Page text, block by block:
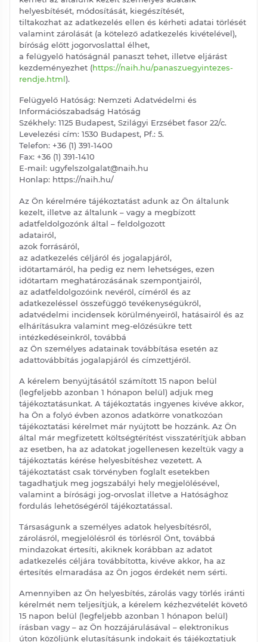
helyesbítését, módosítását, kiegészítését,
tiltakozhat az adatkezelés ellen és kérheti adatai törlését
valamint zárolását (a kötelező adatkezelés kivételével),
bíróság előtt jogorvoslattal élhet,
a felügyelő hatóságnál panaszt tehet, illetve eljárást
kezdeményezhet (https://naih.hu/panaszuegyintezes-
rendje.html).
Felügyelő Hatóság: Nemzeti Adatvédelmi és
Információszabadság Hatóság
Székhely: 1125 Budapest, Szilágyi Erzsébet fasor 22/c.
Levelezési cím: 1530 Budapest, Pf.: 5.
Telefon: +36 (1) 391-1400
Fax: +36 (1) 391-1410
E-mail: ugyfelszolgalat@naih.hu
Honlap: https://naih.hu/
Az Ön kérelmére tájékoztatást adunk az Ön általunk
kezelt, illetve az általunk – vagy a megbízott
adatfeldolgozónk által – feldolgozott
adatairól,
azok forrásáról,
az adatkezelés céljáról és jogalapjáról,
időtartamáról, ha pedig ez nem lehetséges, ezen
időtartam meghatározásának szempontjairól,
az adatfeldolgozóink nevéről, címéről és az
adatkezeléssel összefüggő tevékenységükről,
adatvédelmi incidensek körülményeiről, hatásairól és az
elhárításukra valamint meg-előzésükre tett
intézkedéseinkről, továbbá
az Ön személyes adatainak továbbítása esetén az
adattovábbítás jogalapjáról és címzettjéről.
A kérelem benyújtásától számított 15 napon belül
(legfeljebb azonban 1 hónapon belül) adjuk meg
tájékoztatásunkat. A tájékoztatás ingyenes kivéve akkor,
ha Ön a folyó évben azonos adatkörre vonatkozóan
tájékoztatási kérelmet már nyújtott be hozzánk. Az Ön
által már megfizetett költségtérítést visszatérítjük abban
az esetben, ha az adatokat jogellenesen kezeltük vagy a
tájékoztatás kérése helyesbítéshez vezetett. A
tájékoztatást csak törvényben foglalt esetekben
tagadhatjuk meg jogszabályi hely megjelölésével,
valamint a bírósági jog-orvoslat illetve a Hatósághoz
fordulás lehetőségéről tájékoztatással.
Társaságunk a személyes adatok helyesbítésről,
zárolásról, megjelölésről és törlésről Önt, továbbá
mindazokat értesíti, akiknek korábban az adatot
adatkezelés céljára továbbította, kivéve akkor, ha az
értesítés elmaradása az Ön jogos érdekét nem sérti.
Amennyiben az Ön helyesbítés, zárolás vagy törlés iránti
kérelmét nem teljesítjük, a kérelem kézhezvételét követő
15 napon belül (legfeljebb azonban 1 hónapon belül)
írásban vagy – az Ön hozzájárulásával – elektronikus
úton közöljünk elutasításunk indokait és tájékoztatjuk